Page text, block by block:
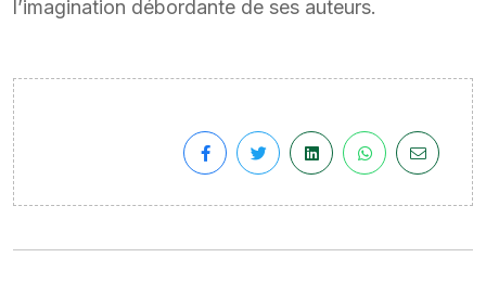
l’imagination débordante de ses auteurs.